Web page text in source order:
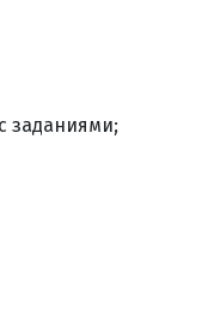
заданиями;